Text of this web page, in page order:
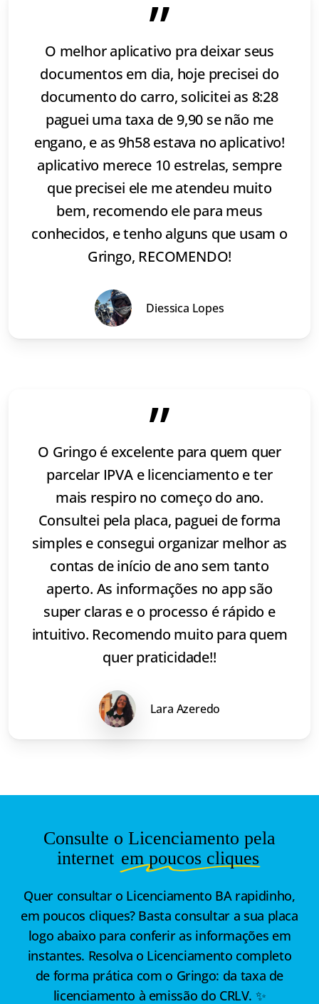
”
O melhor aplicativo pra deixar seus
documentos em dia, hoje precisei do
documento do carro, solicitei as 8:28
paguei uma taxa de 9,90 se não me
engano, e as 9h58 estava no aplicativo!
aplicativo merece 10 estrelas, sempre
que precisei ele me atendeu muito
bem, recomendo ele para meus
conhecidos, e tenho alguns que usam o
Gringo, RECOMENDO!
Diessica Lopes
”
O Gringo é excelente para quem quer
parcelar IPVA e licenciamento e ter
mais respiro no começo do ano.
Consultei pela placa, paguei de forma
simples e consegui organizar melhor as
contas de início de ano sem tanto
aperto. As informações no app são
super claras e o processo é rápido e
intuitivo. Recomendo muito para quem
quer praticidade!!
Lara Azeredo
Consulte o Licenciamento pela
internet em poucos cliques
Quer consultar o Licenciamento BA rapidinho,
em poucos cliques? Basta consultar a sua placa
logo abaixo para conferir as informações em
instantes. Resolva o Licenciamento completo
de forma prática com o Gringo: da taxa de
licenciamento à emissão do CRLV. ✨